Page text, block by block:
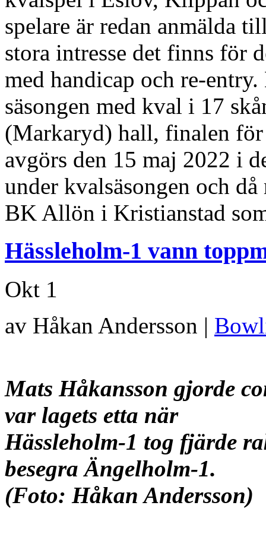
spelare är redan anmälda
stora intresse det finns för
med handicap och re-
säsongen med kval i 17
(Markaryd) hall, finalen för
avgörs den 15 maj 2022 i
under kvalsäsongen och
BK Allön i Kristianstad
Hässleholm-1 vann
Okt 1
av Håkan Andersson |
Mats Håkansson gjorde
var lagets etta när
Hässleholm-1 tog fjärde
besegra Ängelholm-1.
(Foto: Håkan Andersson)